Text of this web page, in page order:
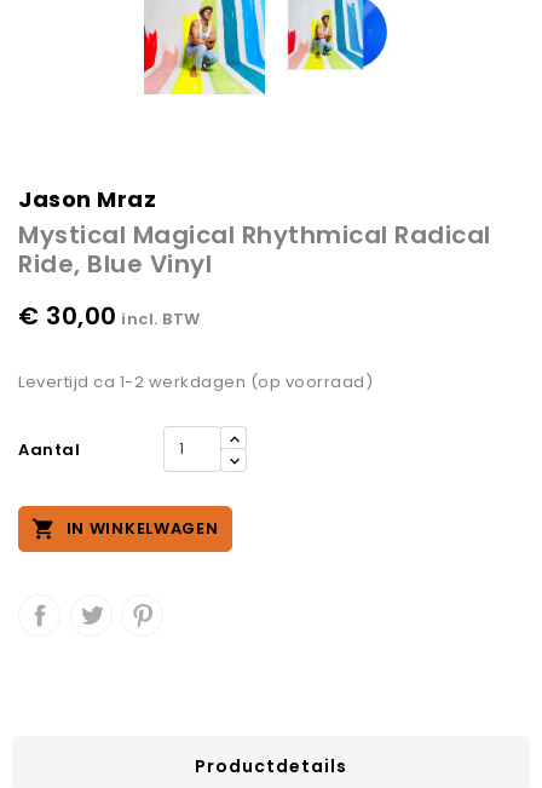
Jason Mraz
Mystical Magical Rhythmical Radical
Ride, Blue Vinyl
€ 30,00 incl. BTW
Levertijd ca 1-2 werkdagen (op voorraad)
Aantal
 IN WINKELWAGEN
Productdetails